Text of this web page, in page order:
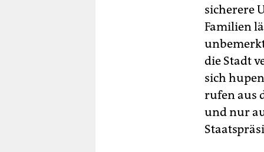
sicherere
Familien
die Stadt
sich
rufen aus
und nur